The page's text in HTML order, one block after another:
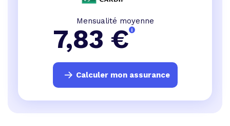
Mensualité moyenne
7,83 €
Calculer mon assurance